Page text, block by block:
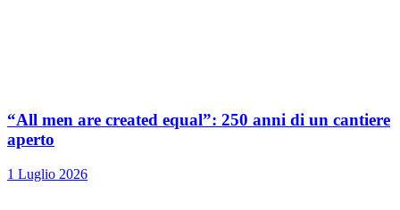
“All men are created equal”: 250 anni di un cantiere
aperto
1 Luglio 2026